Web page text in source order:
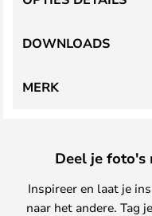
DOWNLOADS
MERK
Deel je foto's
Inspireer en laat je
naar het andere. Tag